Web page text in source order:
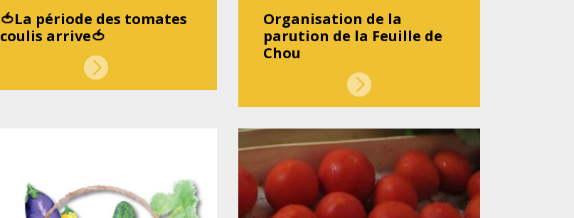
🍅La période des tomates
coulis arrive🍅
Organisation de la
parution de la Feuille de
Chou